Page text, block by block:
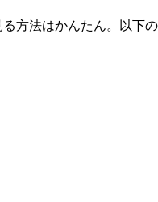
方法はかんたん。以下の